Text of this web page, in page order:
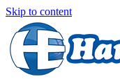
Skip to content